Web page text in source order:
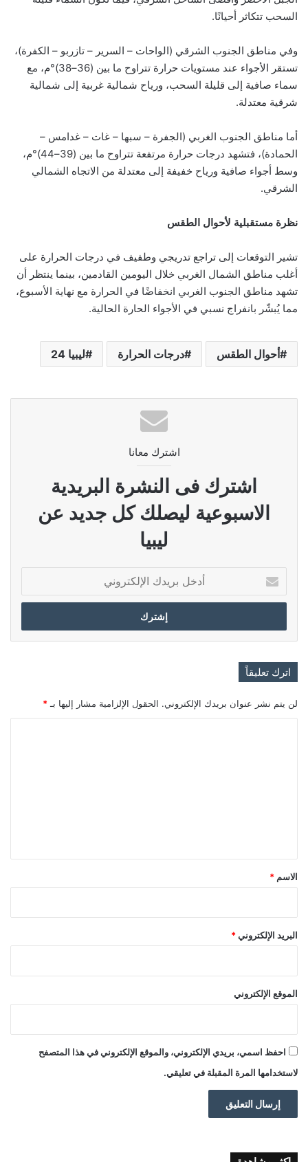
السحب تتكاثر أحيانًا.
وفي مناطق الجنوب الشرقي (الواحات – السرير – تازربو – الكفرة)،
تستقر الأجواء عند مستويات حرارة تتراوح ما بين (36–38)°م، مع
سماء صافية إلى قليلة السحب، ورياح شمالية غربية إلى شمالية
شرقية معتدلة.
أما مناطق الجنوب الغربي (الجفرة – سبها – غات – غدامس –
الحمادة)، فتشهد درجات حرارة مرتفعة تتراوح ما بين (39–44)°م،
وسط أجواء صافية ورياح خفيفة إلى معتدلة من الاتجاه الشمالي
الشرقي.
نظرة مستقبلية لأحوال الطقس
تشير التوقعات إلى تراجع تدريجي وطفيف في درجات الحرارة على
أغلب مناطق الشمال الغربي خلال اليومين القادمين، بينما ينتظر أن
تشهد مناطق الجنوب الغربي انخفاضًا في الحرارة مع نهاية الأسبوع،
مما يُبشّر بانفراج نسبي في الأجواء الحارة الحالية.
أحوال الطقس درجات الحرارة ليبيا 24
اشترك معانا
اشترك فى النشرة البريدية
الاسبوعية ليصلك كل جديد عن
ليبيا
بريدك
الإلكتروني
اترك تعليقاً
لن يتم نشر عنوان بريدك الإلكتروني. الحقول الإلزامية مشار إليها بـ *
*
الاسم *
البريد الإلكتروني *
الموقع الإلكتروني
احفظ اسمي، بريدي الإلكتروني، والموقع الإلكتروني في هذا المتصفح
لاستخدامها المرة المقبلة في تعليقي.